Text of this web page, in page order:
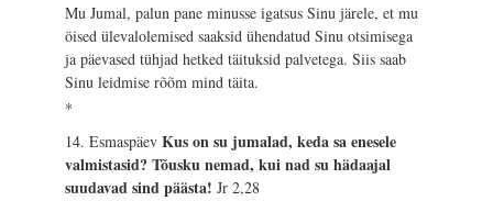
Mu Jumal, palun pane minusse igatsus Sinu järele, et mu
öised ülevalolemised saaksid ühendatud Sinu otsimisega
ja päevased tühjad hetked täituksid palvetega. Siis saab
Sinu leidmise rõõm mind täita.
*
14. EsmaspäevKus on su jumalad, keda sa enesele
valmistasid? Tõusku nemad, kui nad su hädaajal
suudavad sind päästa!Jr 2,28